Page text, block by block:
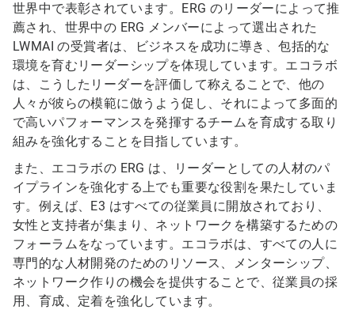
世界中で表彰されています。ERG のリーダーによって推
薦され、世界中の ERG メンバーによって選出された
LWMAI の受賞者は、ビジネスを成功に導き、包括的な
環境を育むリーダーシップを体現しています。エコラボ
は、こうしたリーダーを評価して称えることで、他の
人々が彼らの模範に倣うよう促し、それによって多面的
で高いパフォーマンスを発揮するチームを育成する取り
組みを強化することを目指しています。
また、エコラボの ERG は、リーダーとしての人材のパ
イプラインを強化する上でも重要な役割を果たしていま
す。例えば、E3 はすべての従業員に開放されており、
女性と支持者が集まり、ネットワークを構築するための
フォーラムをなっています。エコラボは、すべての人に
専門的な人材開発のためのリソース、メンターシップ、
ネットワーク作りの機会を提供することで、従業員の採
用、育成、定着を強化しています。